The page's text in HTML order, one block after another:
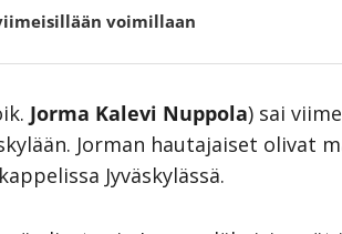
voimillaan
Jorma Kalevi Nuppola) sai
Jorman hautajaiset olivat
Jyväskylässä.